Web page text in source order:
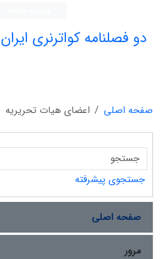
دو فصلنامه کواترنری ایران
صفحه اصلی اعضای هیات تحریریه
جستجوی پیشرفته
صفحه اصلی
مرور